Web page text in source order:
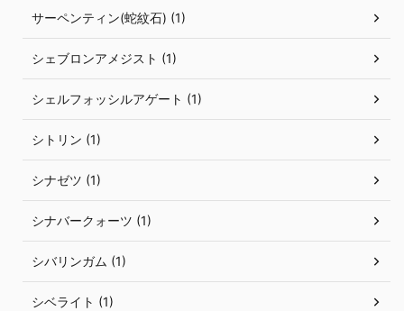
サーペンティン(蛇紋石) (1)
シェブロンアメジスト (1)
シェルフォッシルアゲート (1)
シトリン (1)
シナゼツ (1)
シナバークォーツ (1)
シバリンガム (1)
シベライト (1)